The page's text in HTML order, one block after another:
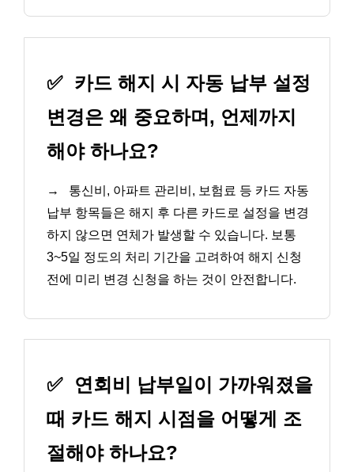
✅ 카드 해지 시 자동 납부 설정
변경은 왜 중요하며, 언제까지
해야 하나요?
→
통신비, 아파트 관리비, 보험료 등 카드 자동
납부 항목들은 해지 후 다른 카드로 설정을 변경
하지 않으면 연체가 발생할 수 있습니다. 보통
3~5일 정도의 처리 기간을 고려하여 해지 신청
전에 미리 변경 신청을 하는 것이 안전합니다.
✅
연회비 납부일이 가까워졌을
때 카드 해지 시점을 어떻게 조
절해야 하나요?